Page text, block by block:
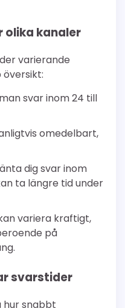
olika kanaler
varierande
översikt:
svar inom 24 till
omedelbart,
dig svar inom
ta längre tid under
variera kraftigt,
på
svarstider
hur snabbt